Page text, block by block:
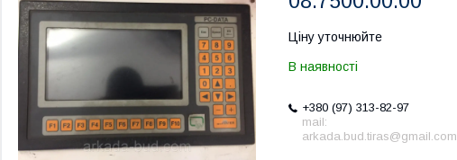
Ціну уточнюйте
В наявності
+380 (97) 313-82-97
mail:
arkada.bud.tiras@gmail.com